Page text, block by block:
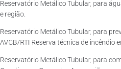
Reservatório Metálico Tubular, para
e região.
Reservatório Metálico Tubular, para
AVCB/RTI Reserva técnica de incêndio
Reservatório Metálico Tubular, para